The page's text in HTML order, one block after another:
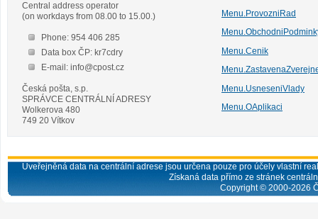
Central address operator
(on workdays from 08.00 to 15.00.)
Phone: 954 406 285
Data box ČP: kr7cdry
E-mail: info@cpost.cz
Česká pošta, s.p.
SPRÁVCE CENTRÁLNÍ ADRESY
Wolkerova 480
749 20 Vítkov
Menu.ProvozniRad
Menu.Cenik
Menu.UsneseniVlady
Menu.OAplikaci
Uveřejněná data na centrální adrese jsou určena pouze pro účely vlastní
Získaná data přímo ze stránek
Copyright © 2000-2026